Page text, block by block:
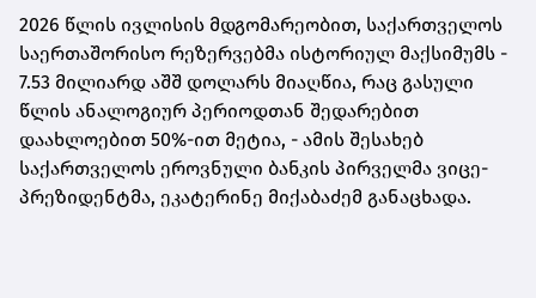
2026 წლის ივლისის მდგომარეობით, საქართველოს
საერთაშორისო რეზერვებმა ისტორიულ მაქსიმუმს -
7.53 მილიარდ აშშ დოლარს მიაღწია, რაც გასული
წლის ანალოგიურ პერიოდთან შედარებით
დაახლოებით 50%-ით მეტია, - ამის შესახებ
საქართველოს ეროვნული ბანკის პირველმა ვიცე-
პრეზიდენტმა, ეკატერინე მიქაბაძემ განაცხადა.